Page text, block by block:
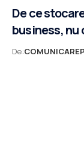
De ce
business, nu
De: